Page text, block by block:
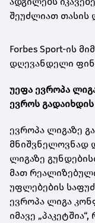
შეუძლიათ თასის
Forbes Sport-ის
დღევანდელი
უეფა ევროპა
ევროს გადაიხდის
ევროპა ლიგაზე
მნიშვნელოვნად
ლიგაზე
მათ
უფლებების
ევროპა ლიგა
იმავე